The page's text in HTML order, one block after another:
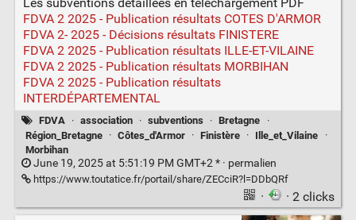
FDVA 2 2025 - Publication résultats COTES D'ARMOR
FDVA 2- 2025 - Décisions résultats FINISTERE
FDVA 2 2025 - Publication résultats ILLE-ET-VILAINE
FDVA 2 2025 - Publication résultats MORBIHAN
FDVA 2 2025 - Publication résultats
INTERDÉPARTEMENTAL
FDVA · association · subventions · Bretagne
·
Région_Bretagne
· Côtes_d'Armor · Finistère · Ille_et_Vilaine
·
Morbihan
June 19, 2025 at 5:51:19 PM GMT+2 * · permalien
https://www.toutatice.fr/portail/share/ZECciR?l=DDbQRf
· · 2 clicks